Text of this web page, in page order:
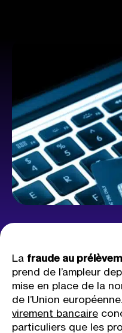
La fraude au
prend de l’ampleur
mise en place de la
de l’Union
virement bancaire
particuliers que les